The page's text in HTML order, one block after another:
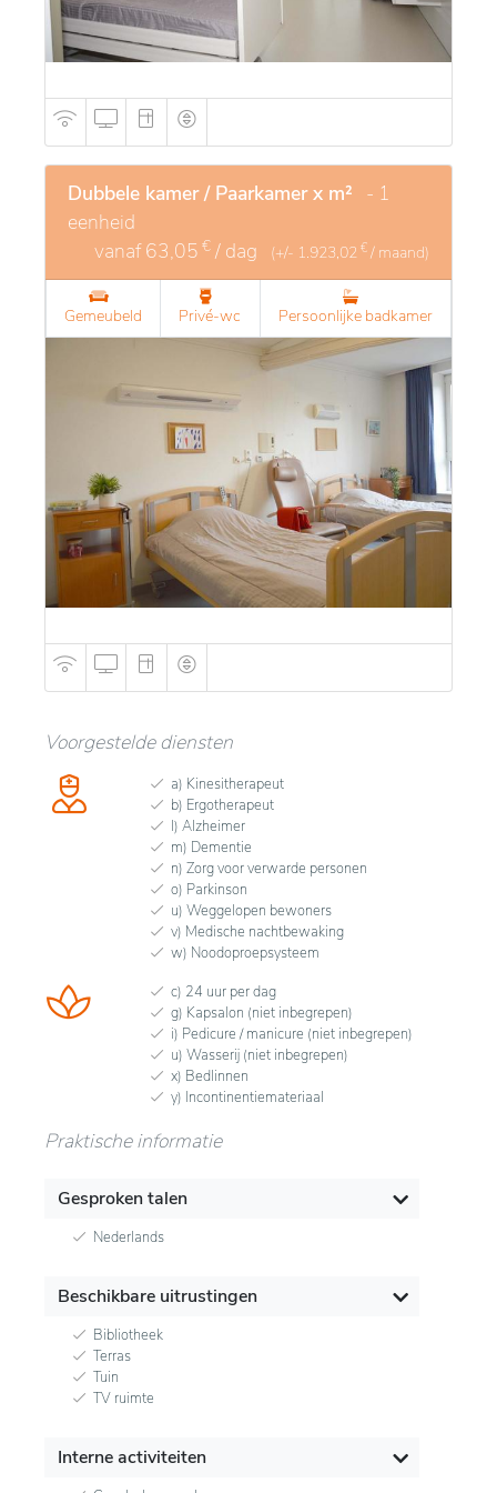
Dubbele kamer / Paarkamer x m² - 1
eenheid
vanaf63,05 € / dag (+/- 1.923,02 € / maand)
Gemeubeld Privé-wc Persoonlijke badkamer
Voorgestelde diensten
a) Kinesitherapeut
b) Ergotherapeut
l) Alzheimer
m) Dementie
n) Zorg voor verwarde personen
o) Parkinson
u) Weggelopen bewoners
v) Medische nachtbewaking
w) Noodoproepsysteem
c) 24 uur per dag
g) Kapsalon (niet inbegrepen)
i) Pedicure / manicure (niet inbegrepen)
u) Wasserij (niet inbegrepen)
x) Bedlinnen
y) Incontinentiemateriaal
Praktische informatie
Gesproken talen
Nederlands
Beschikbare uitrustingen
Bibliotheek
Terras
Tuin
TV ruimte
Interne activiteiten